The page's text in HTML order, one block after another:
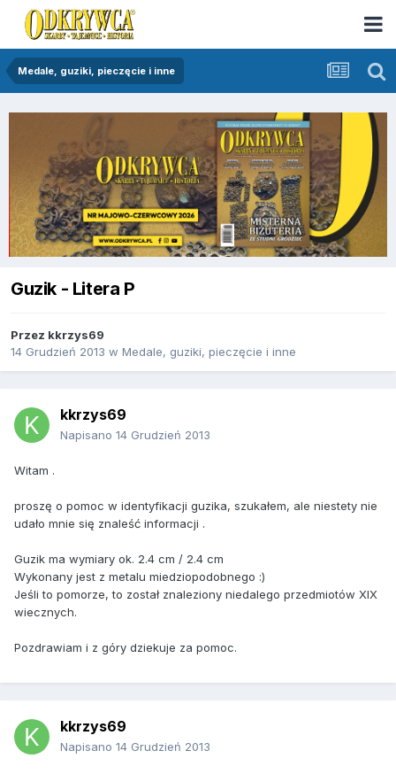
Medale, guziki, pieczęcie i inne
Guzik - Litera P
Przez kkrzys69
14 Grudzień 2013 w Medale, guziki, pieczęcie i inne
kkrzys69
Napisano 14 Grudzień 2013
Witam .
proszę o pomoc w identyfikacji guzika, szukałem, ale niestety nie
udało mnie się znaleść informacji .
Guzik ma wymiary ok. 2.4 cm / 2.4 cm
Wykonany jest z metalu miedziopodobnego :)
Jeśli to pomorze, to został znaleziony niedalego przedmiotów XIX
wiecznych.
Pozdrawiam i z góry dziekuje za pomoc.
kkrzys69
Napisano 14 Grudzień 2013